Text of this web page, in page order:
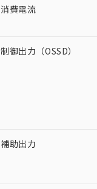
消費電流
制御出力（OSSD）
補助出力